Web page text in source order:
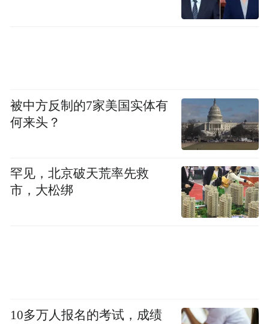
被中方反制的7家美国实体有
何来头？
罕见，北京破天荒率先救
市，大松绑
10多万人报名的考试，成绩